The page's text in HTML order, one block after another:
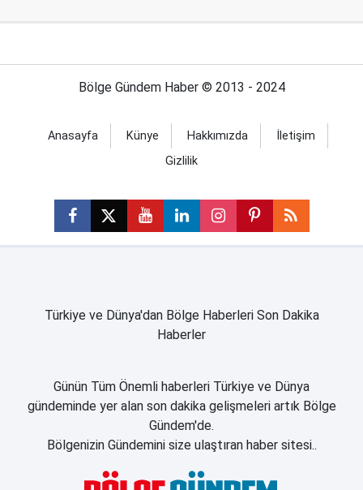
Bölge Gündem Haber © 2013 - 2024
Anasayfa Künye Hakkımızda
İletişim
Gizlilik
Türkiye ve Dünya'dan Bölge Haberleri Son Dakika
Haberler
Günün Tüm Önemli haberleri Türkiye ve Dünya
gündeminde yer alan son dakika gelişmeleri artık Bölge
Gündem'de.
Bölgenizin Gündemini size ulaştıran haber sitesi..